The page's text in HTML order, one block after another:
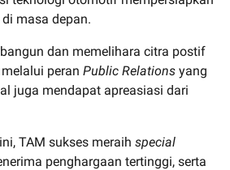
masa depan.
dan memelihara citra postif
peran Public Relations yang
juga mendapat apreasiasi dari
TAM sukses meraih special
penghargaan tertinggi, serta